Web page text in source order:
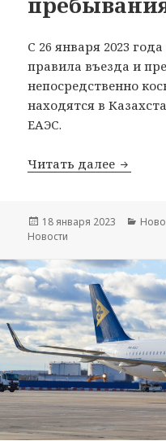
С 26 января 2023
правила въезда и
непосредственно
находятся в
ЕАЭС.
Читать далее
Опубликовано
18 января 2023
Новости